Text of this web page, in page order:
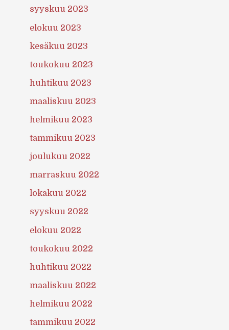
syyskuu 2023
elokuu 2023
kesäkuu 2023
toukokuu 2023
huhtikuu 2023
maaliskuu 2023
helmikuu 2023
tammikuu 2023
joulukuu 2022
marraskuu 2022
lokakuu 2022
syyskuu 2022
elokuu 2022
toukokuu 2022
huhtikuu 2022
maaliskuu 2022
helmikuu 2022
tammikuu 2022